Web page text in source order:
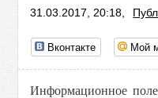
31.03.2017, 20:18,
Вконтакте Мой
Информационное